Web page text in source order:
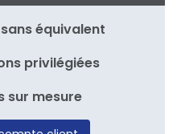
équivalent
privilégiées
sur mesure